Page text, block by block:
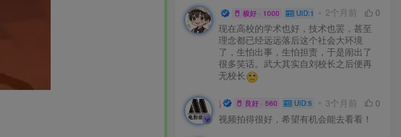
小打小闹极好 · 1000 UID:12 2个月前
0
现在高校的学术也好，技术也罢，甚至
理念都已经远远落后这个社会大环境
了，生怕出事，生怕担责，于是闹出了
很多笑话。武大其实自刘校长之后便再
无校长
盖世英雄 良好 · 560 UID:5 3个月前
0
视频拍得很好，希望有机会能去看看！